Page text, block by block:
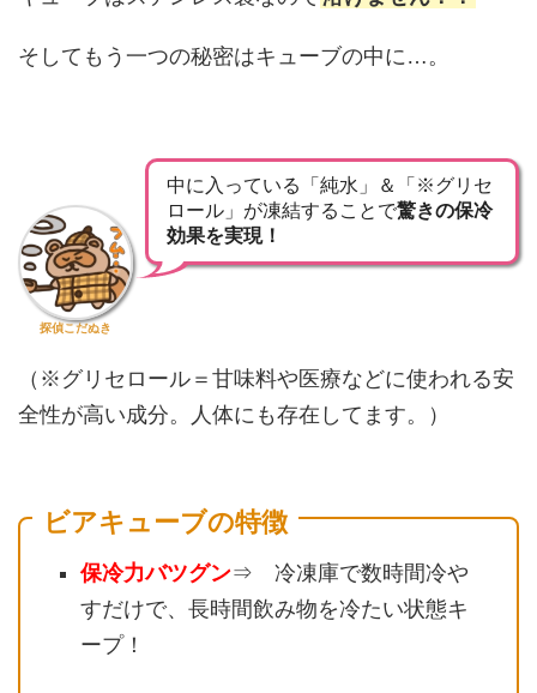
そしてもう一つの秘密はキューブの中に…。
探偵こだぬき
中に入っている「純水」＆「※グリセ
ロール」が凍結することで驚きの保冷
効果を実現！
（※グリセロール＝甘味料や医療などに使われる安
全性が高い成分。人体にも存在してます。）
ビアキューブの特徴
保冷力バツグン⇒ 冷凍庫で数時間冷や
すだけで、長時間飲み物を冷たい状態キ
ープ！